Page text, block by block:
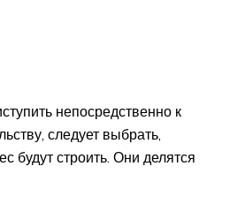
непосредственно к
следует выбрать,
будут строить. Они делятся